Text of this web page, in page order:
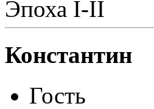
Эпоха I-II
Константин
Гость